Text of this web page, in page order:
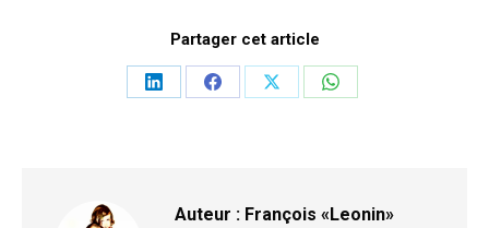
Partager cet article
PartagerPartagerPartagerPartager
Auteur : François «Leonin»